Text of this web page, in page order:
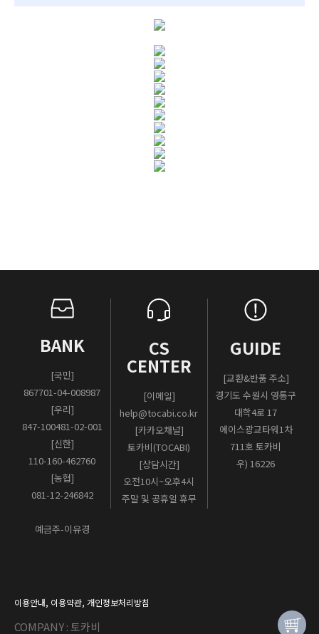
BANK
[국민]
867701-04-008987
[우리]
847-100481-02-001
[신한]
110-160-462760
[농협]
081-12-246842
예금주-이유경
CS
CENTER
[이메일]
help@tocabi.co.kr
[카카오채널]
토카비(TOCABI)
[상담시간]
오전10시~오후4시
주말 및 공휴일 휴무
GUIDE
[교환&반품 주소]
경기도 수원시 영통구
대학4로 17
에이스광교타워1차
711호 토카비
우) 16226
이용안내, 이용약관, 개인정보처리방침
COMPANY : 토카비